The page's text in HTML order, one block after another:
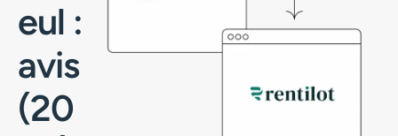
eul :
avis
(20